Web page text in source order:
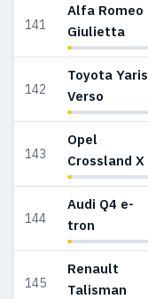
141
Alfa Romeo
Giulietta
142
Toyota Yaris
Verso
143
Opel
Crossland X
144
Audi Q4 e-
tron
145
Renault
Talisman